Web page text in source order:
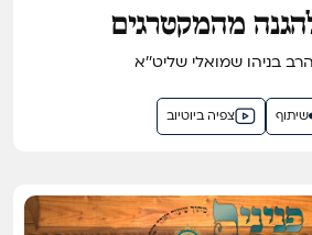
מהמקטרגים
צפיה ביוטיוב שיתוף